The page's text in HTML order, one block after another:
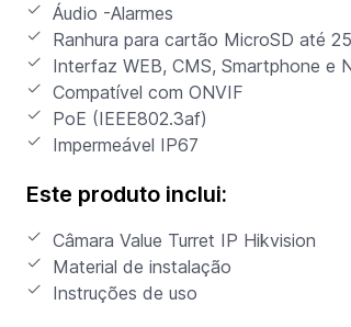
Áudio -Alarmes
Ranhura para cartão MicroSD até
Interfaz WEB, CMS, Smartphone e
Compatível com ONVIF
PoE (IEEE802.3af)
Impermeável IP67
Este produto inclui:
Câmara Value Turret IP Hikvision
Material de instalação
Instruções de uso